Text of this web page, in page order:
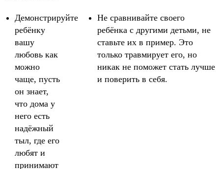
Демонстрируйте
ребёнку
вашу
любовь как
можно
чаще, пусть
он знает,
что дома у
него есть
надёжный
тыл, где его
любят и
принимают
Не сравнивайте своего
ребёнка с другими детьми, не
ставьте их в пример. Это
только травмирует его, но
никак не поможет стать лучше
и поверить в себя.